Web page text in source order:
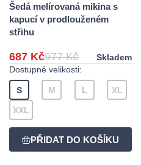
Šedá melírovaná mikina s
kapucí v prodlouženém
střihu
687 Kč977 Kč
Skladem
Dostupné velikosti:
S M L XL
XXL